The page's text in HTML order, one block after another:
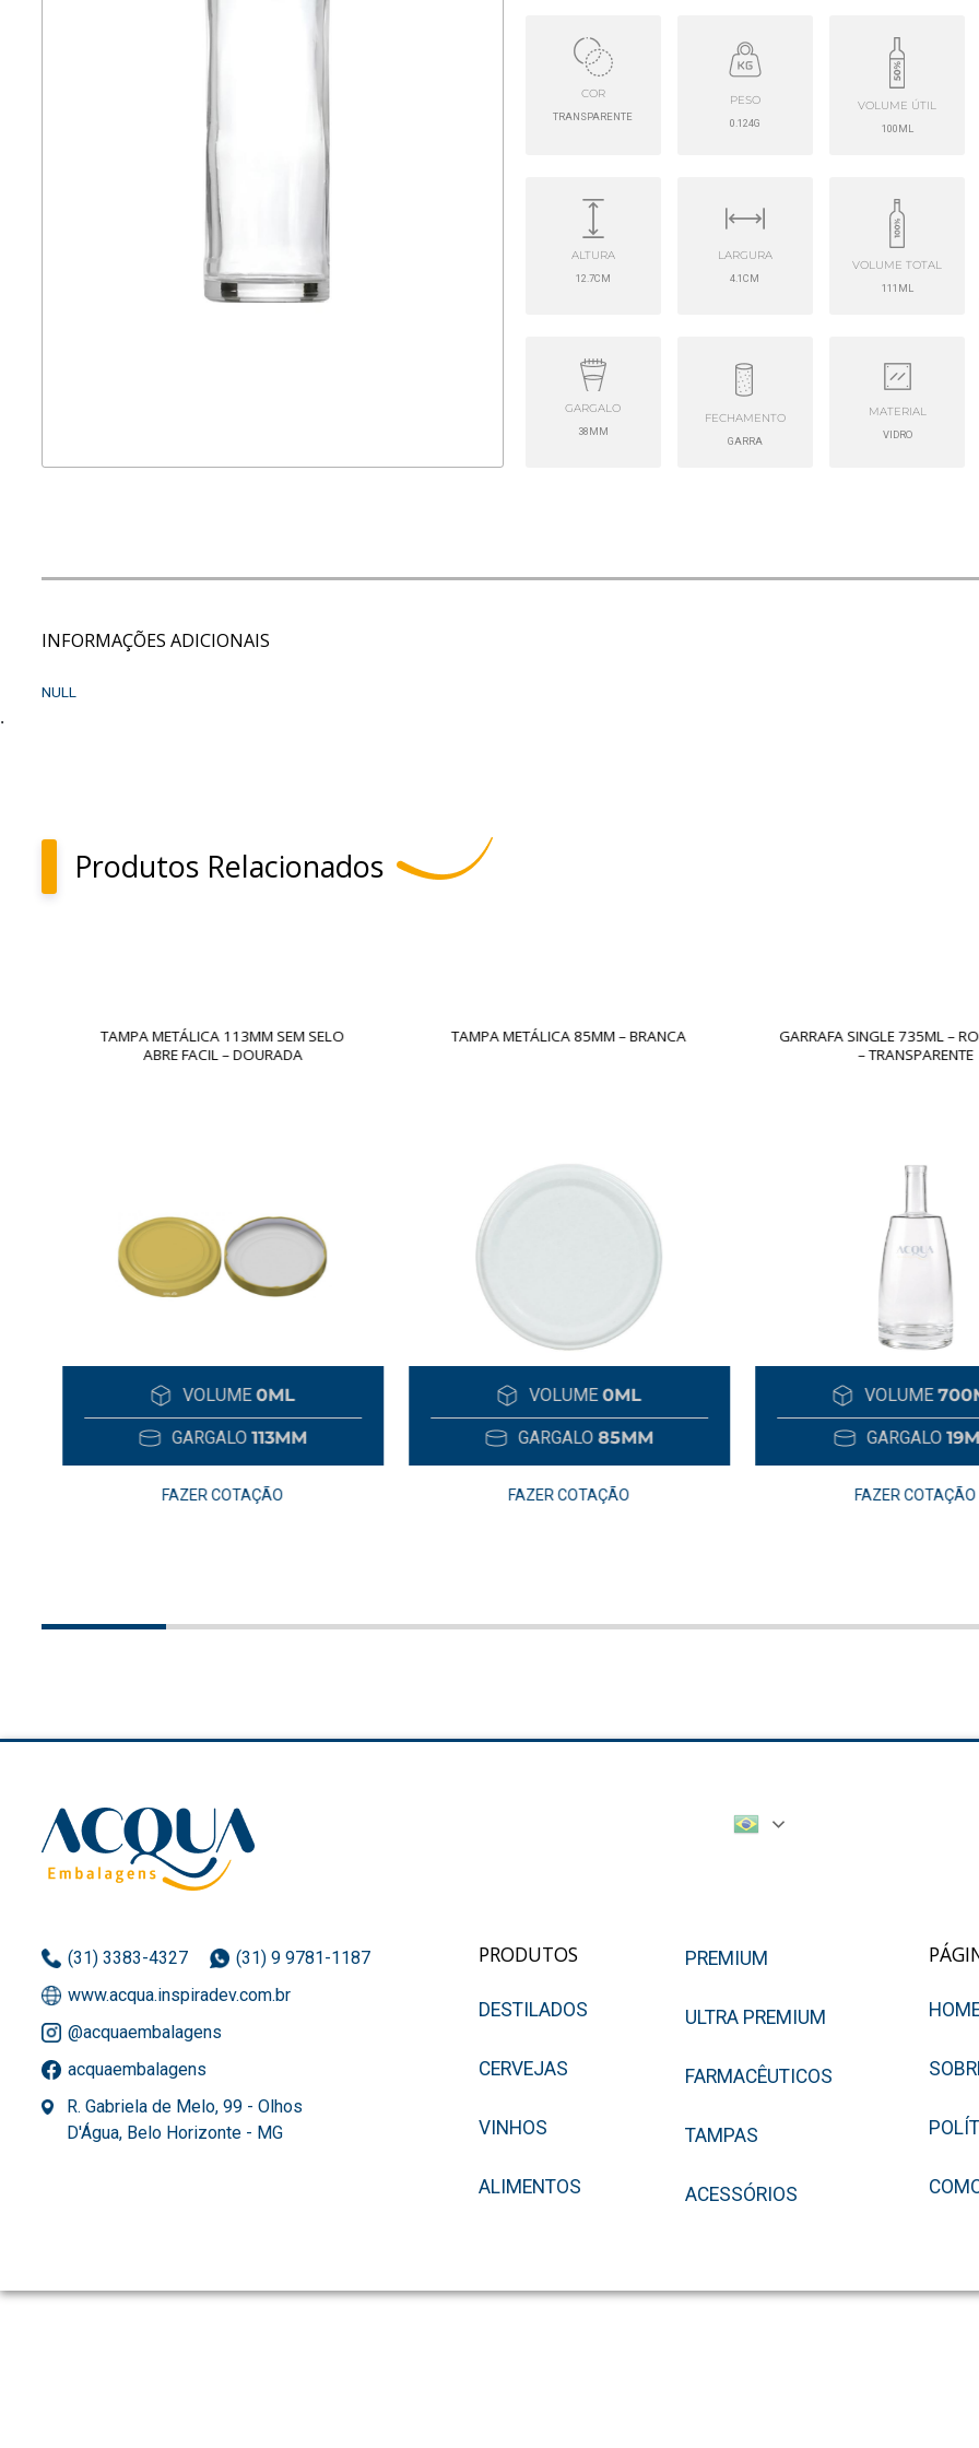
COR
TRANSPARENTE
PESO
0.124G
VOLUME ÚTIL
100ML
ALTURA
12.7CM
LARGURA
4.1CM
VOLUME TOTAL
111ML
GARGALO
38MM
FECHAMENTO
GARRA
MATERIAL
VIDRO
INFORMAÇÕES ADICIONAIS
NULL
.
Produtos Relacionados
TAMPA METÁLICA 113MM SEM SELO
ABRE FACIL – DOURADA
VOLUME0ML
GARGALO113MM
FAZER COTAÇÃO
TAMPA METÁLICA 85MM – BRANCA
VOLUME0ML
GARGALO85MM
FAZER COTAÇÃO
GARRAFA SINGLE 735ML –
– TRANSPARENTE
VOLUME
GARGALO
FAZER COTAÇÃO
(31) 3383-4327
(31) 9 9781-1187
www.acqua.inspiradev.com.br
@acquaembalagens
acquaembalagens
R. Gabriela de Melo, 99 - Olhos
D'Água, Belo Horizonte - MG
PRODUTOS
DESTILADOS
CERVEJAS
VINHOS
ALIMENTOS
PREMIUM
ULTRA PREMIUM
FARMACÊUTICOS
TAMPAS
ACESSÓRIOS